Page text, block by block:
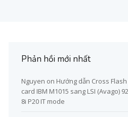
Phản hồi mới nhất
Nguyen on Hướng dẫn Cross
card IBM M1015 sang LSI (Avago)
8i P20 IT mode